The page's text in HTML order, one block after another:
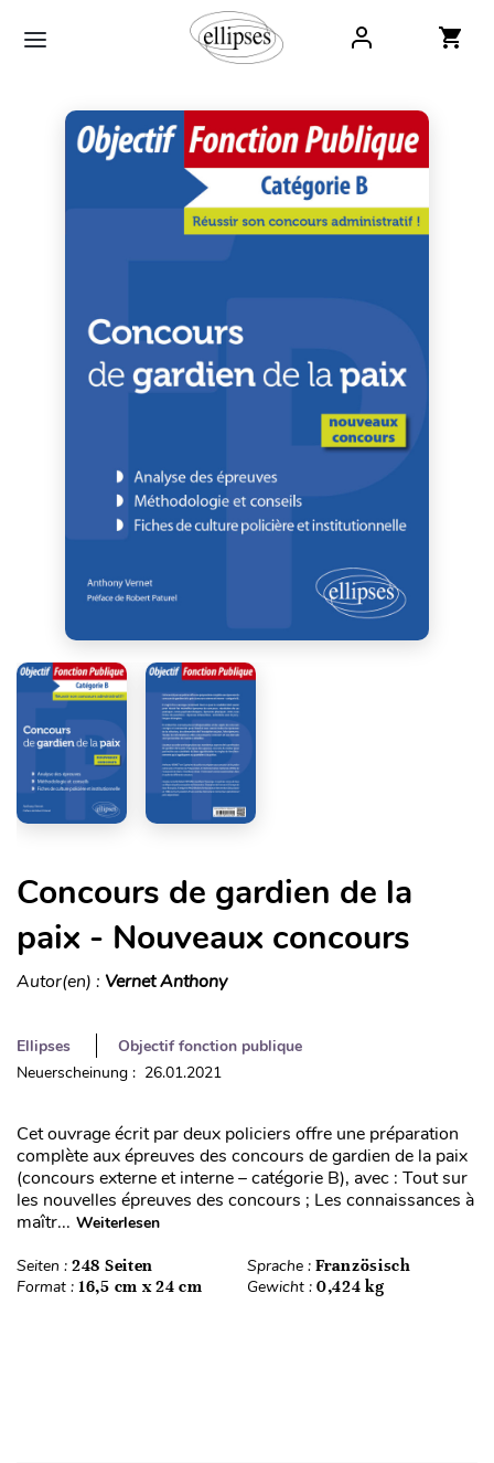
Concours de gardien de la
paix - Nouveaux concours
Autor(en) : Vernet Anthony
Ellipses
Objectif fonction publique
Neuerscheinung : 26.01.2021
Cet ouvrage écrit par deux policiers offre une préparation
complète aux épreuves des concours de gardien de la paix
(concours externe et interne – catégorie B), avec : Tout sur
les nouvelles épreuves des concours ; Les connaissances à
maîtr... Weiterlesen
Seiten : 248 Seiten Sprache : Französisch
Format : 16,5 cm x 24 cm Gewicht : 0,424 kg